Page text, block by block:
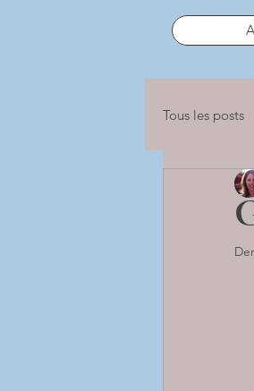
Tous les posts
se